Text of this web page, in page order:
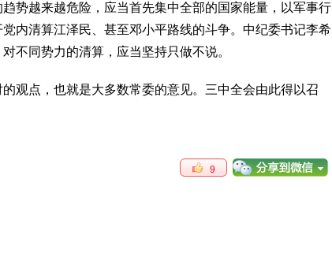
势越来越危险，应当首先集中全部的国家能量，以军事行
内清算江泽民、甚至邓小平路线的斗争。中纪委书记李希
不同势力的清算，应当坚持只做不说。
观点，也就是大多数常委的意见。三中全会由此得以召
9